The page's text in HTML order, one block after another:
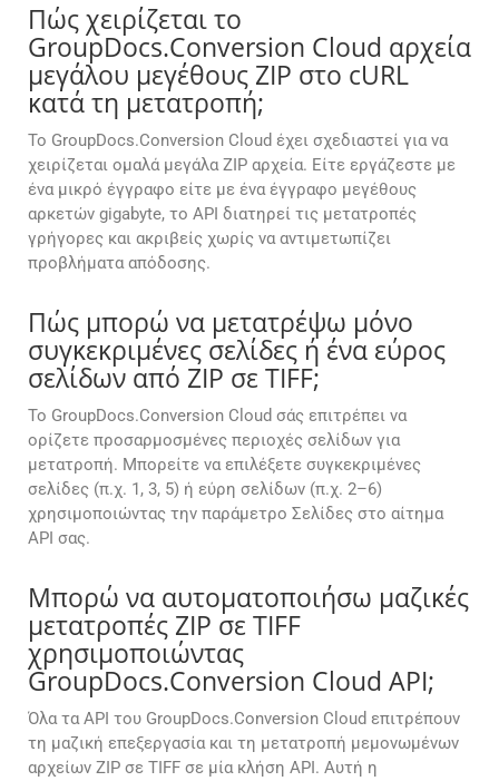
Πώς χειρίζεται το
GroupDocs.Conversion Cloud αρχεία
μεγάλου μεγέθους ZIP στο cURL
κατά τη μετατροπή;
Το GroupDocs.Conversion Cloud έχει σχεδιαστεί για να
χειρίζεται ομαλά μεγάλα ZIP αρχεία. Είτε εργάζεστε με
ένα μικρό έγγραφο είτε με ένα έγγραφο μεγέθους
αρκετών gigabyte, το API διατηρεί τις μετατροπές
γρήγορες και ακριβείς χωρίς να αντιμετωπίζει
προβλήματα απόδοσης.
Πώς μπορώ να μετατρέψω μόνο
συγκεκριμένες σελίδες ή ένα εύρος
σελίδων από ZIP σε TIFF;
Το GroupDocs.Conversion Cloud σάς επιτρέπει να
ορίζετε προσαρμοσμένες περιοχές σελίδων για
μετατροπή. Μπορείτε να επιλέξετε συγκεκριμένες
σελίδες (π.χ. 1, 3, 5) ή εύρη σελίδων (π.χ. 2–6)
χρησιμοποιώντας την παράμετρο Σελίδες στο αίτημα
API σας.
Μπορώ να αυτοματοποιήσω μαζικές
μετατροπές ZIP σε TIFF
χρησιμοποιώντας
GroupDocs.Conversion Cloud API;
Όλα τα API του GroupDocs.Conversion Cloud επιτρέπουν
τη μαζική επεξεργασία και τη μετατροπή μεμονωμένων
αρχείων ZIP σε TIFF σε μία κλήση API. Αυτή η